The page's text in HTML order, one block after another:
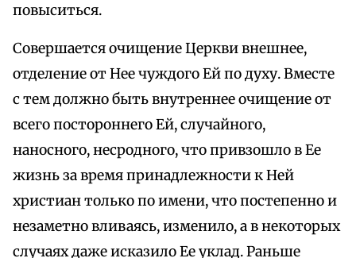
повыситься.
Совершается очищение Церкви внешнее,
отделение от Нее чуждого Ей по духу. Вместе
с тем должно быть внутреннее очищение от
всего постороннего Ей, случайного,
наносного, несродного, что привзошло в Ее
жизнь за время принадлежности к Ней
христиан только по имени, что постепенно и
незаметно вливаясь, изменило, а в некоторых
случаях даже исказило Ее уклад. Раньше